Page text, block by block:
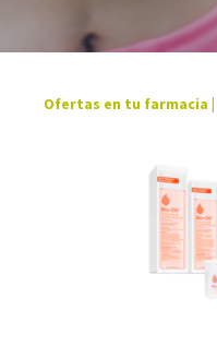
Ofertas en tu farmacia |